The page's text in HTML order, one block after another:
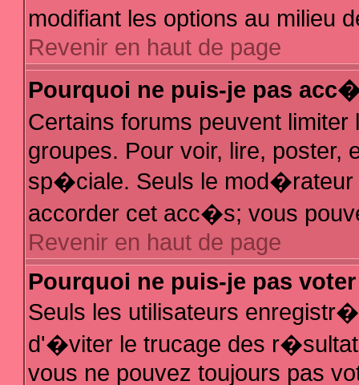
modifiant les options au milieu
Revenir en haut de page
Pourquoi ne puis-je pas
Certains forums peuvent
groupes. Pour voir, lire, poster,
sp�ciale. Seuls le mod�rateur
accorder cet acc�s; vous
Revenir en haut de page
Pourquoi ne puis-je pas
Seuls les utilisateurs
d'�viter le trucage des
vous ne pouvez toujours pas